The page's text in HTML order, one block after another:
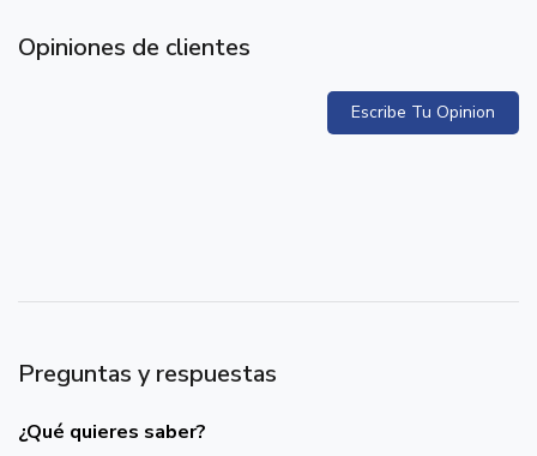
Opiniones de clientes
Escribe Tu Opinion
Preguntas y respuestas
¿Qué quieres saber?